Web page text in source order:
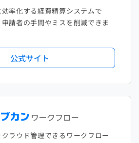
率化する経費精算システムで
請者の手間やミスを削減できま
公式サイト
ラウド管理できるワークフロー